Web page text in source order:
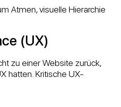
Atmen, visuelle Hierarchie
(UX)
zu einer Website zurück,
hatten. Kritische UX-